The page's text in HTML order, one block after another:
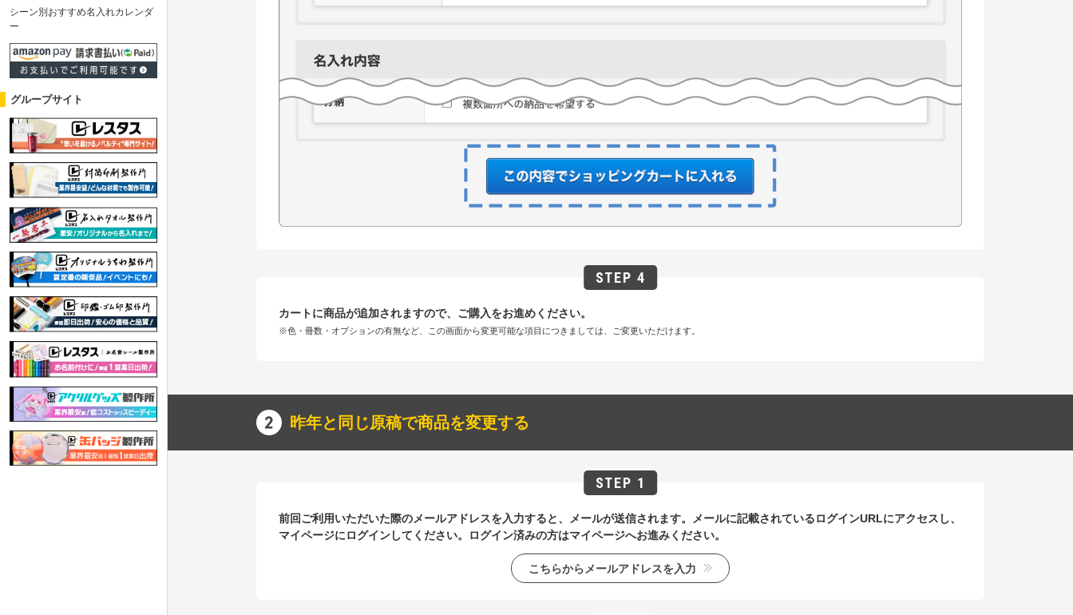
カートに商品が追加されますので、ご購入をお進めください。
※色・冊数・オプションの有無など、この画面から変更可能な項目につきましては、ご変更いただけます。
昨年と同じ原稿で商品を変更する
前回ご利用いただいた際のメールアドレスを入力すると、メールが送信されます。メールに記載されているログインURLにアクセスし、
マイページにログインしてください。ログイン済みの方はマイページへお進みください。
こちらからメールアドレスを入力
シーン別おすすめ名入れカレンダ
ー
グループサイト